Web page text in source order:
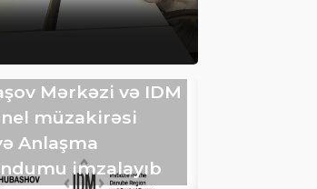
Mərkəzi və IDM
müzakirəsi
Anlaşma
imzalayıb